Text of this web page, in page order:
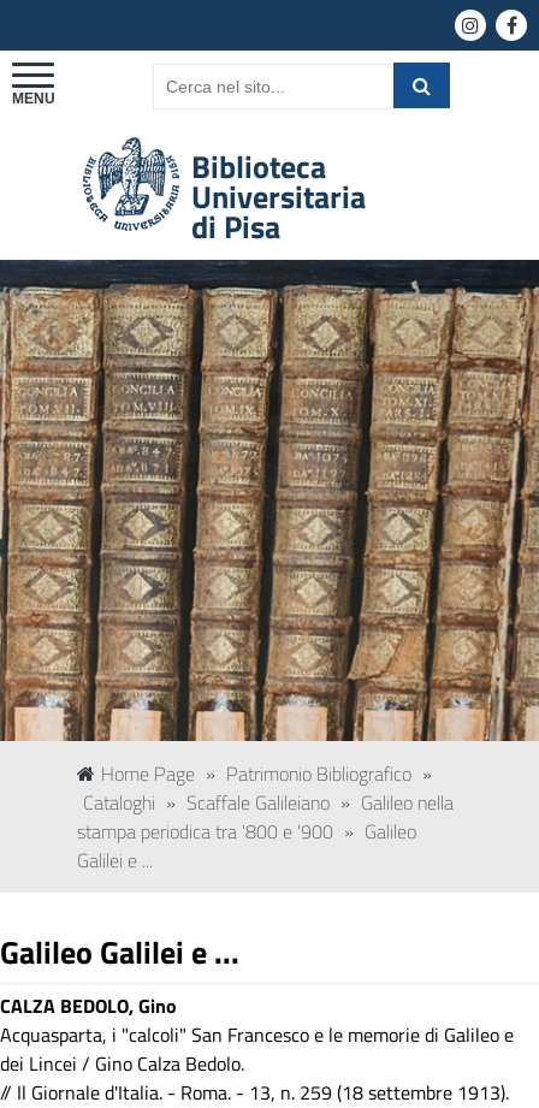
Biblioteca
Universitaria
di Pisa
Home Page » Patrimonio Bibliografico »
Cataloghi » Scaffale Galileiano » Galileo nella
stampa periodica tra '800 e '900 » Galileo
Galilei e ...
Galileo Galilei e ...
CALZA BEDOLO, Gino
Acquasparta, i "calcoli" San Francesco e le memorie di Galileo e
dei Lincei / Gino Calza Bedolo.
// Il Giornale d'Italia. - Roma. - 13, n. 259 (18 settembre 1913).